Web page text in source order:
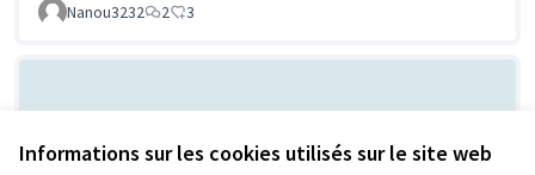
Informations sur les cookies utilisés sur le site web
Nanou3232
2 3